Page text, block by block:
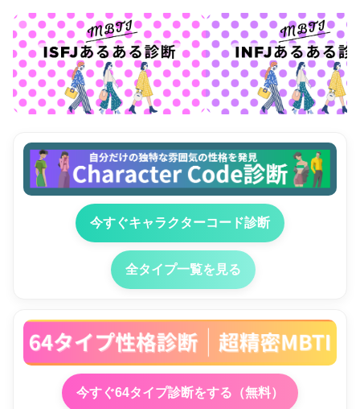
今すぐキャラクターコード診断
全タイプ一覧を見る
今すぐ64タイプ診断をする（無料）